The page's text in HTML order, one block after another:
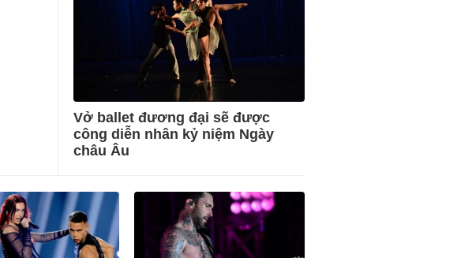
Vở ballet đương đại sẽ được
công diễn nhân kỷ niệm Ngày
châu Âu